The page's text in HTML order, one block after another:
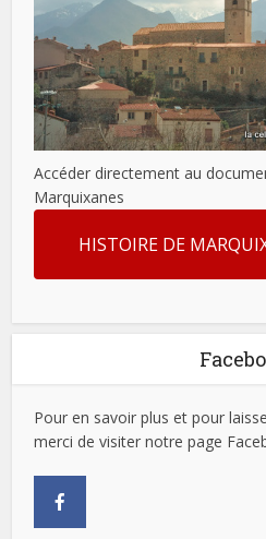
Accéder directement au
Marquixanes
HISTOIRE DE
Pour en savoir plus et pour
merci de visiter notre page